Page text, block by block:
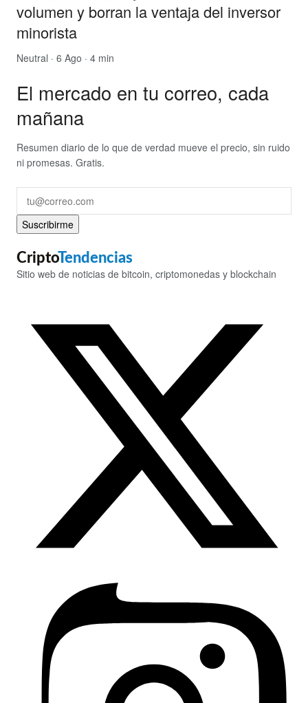
volumen y borran la ventaja del inversor
minorista
Neutral · 6 Ago · 4 min
El mercado en tu correo, cada
mañana
Resumen diario de lo que de verdad mueve el precio, sin ruido
ni promesas. Gratis.
Suscribirme
CriptoTendencias
Sitio web de noticias de bitcoin, criptomonedas y blockchain